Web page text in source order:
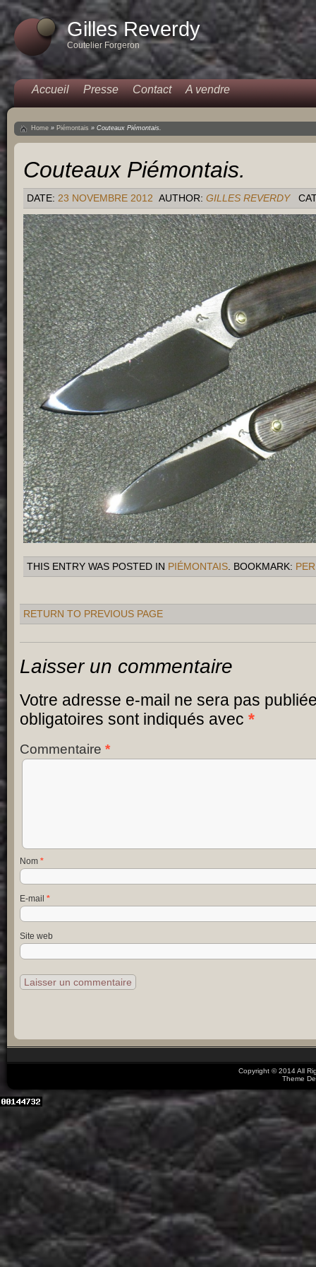
Gilles Reverdy
Coutelier Forgeron
Accueil Presse Contact A vendre
Home » Piémontais » Couteaux Piémontais.
Couteaux Piémontais.
DATE: 23 NOVEMBRE 2012 AUTHOR: GILLES REVERDY
THIS ENTRY WAS POSTED IN PIÉMONTAIS . BOOKMARK:
RETURN TO PREVIOUS PAGE
Laisser un commentaire
Votre adresse e-mail ne sera pas
obligatoires sont indiqués avec *
Commentaire *
Nom *
E-mail *
Site web
Copyright © 2014 All
Theme